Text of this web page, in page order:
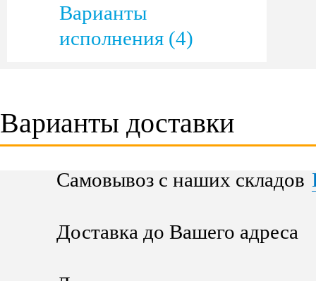
Варианты
исполнения (4)
Варианты доставки
Самовывоз с наших складов
Доставка до Вашего адреса